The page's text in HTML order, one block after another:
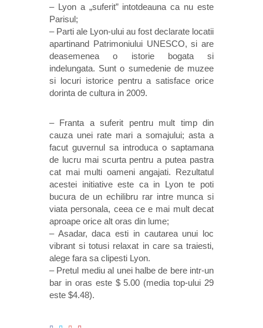
– Lyon a „suferit” intotdeauna ca nu este
Parisul;
– Parti ale Lyon-ului au fost declarate locatii
apartinand Patrimoniului UNESCO, si are
deasemenea o istorie bogata si
indelungata. Sunt o sumedenie de muzee
si locuri istorice pentru a satisface orice
dorinta de cultura in 2009.
– Franta a suferit pentru mult timp din
cauza unei rate mari a somajului; asta a
facut guvernul sa introduca o saptamana
de lucru mai scurta pentru a putea pastra
cat mai multi oameni angajati. Rezultatul
acestei initiative este ca in Lyon te poti
bucura de un echilibru rar intre munca si
viata personala, ceea ce e mai mult decat
aproape orice alt oras din lume;
– Asadar, daca esti in cautarea unui loc
vibrant si totusi relaxat in care sa traiesti,
alege fara sa clipesti Lyon.
– Pretul mediu al unei halbe de bere intr-un
bar in oras este $ 5.00 (media top-ului 29
este $4.48).